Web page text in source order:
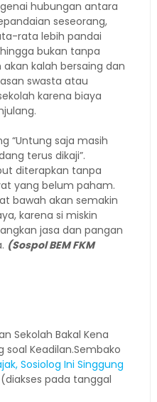
hubungan antara
seseorang,
rata lebih pandai
bukan tanpa
kalah bersaing dan
swasta atau
karena biaya
“Untung saja masih
terus dikaji”.
diterapkan tanpa
yang belum paham.
bawah akan semakin
karena si miskin
jasa dan pangan
(Sospol BEM FKM
Sekolah Bakal Kena
soal Keadilan.Sembako
Sosiolog Ini Singgung
(diakses pada tanggal